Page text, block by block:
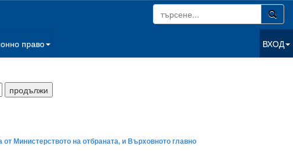
право
ВХОД
Министерството на отбраната, и Върховното главно